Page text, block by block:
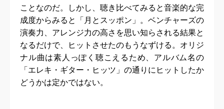
ことなのだ。しかし、聴き比べてみると音楽的な完
成度からみると「月とスッポン」。ベンチャーズの
演奏力、アレンジ力の高さを思い知らされる結果と
なるだけで、ヒットさせたのもうなずける。オリジ
ナル曲は素人っぽく聴こえるため、アルバム名の
「エレキ・ギター・ヒッツ」の通りにヒットしたか
どうかは定かではない。